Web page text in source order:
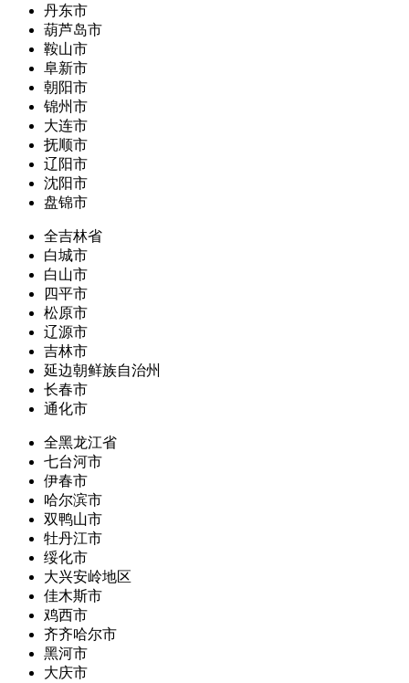
丹东市
葫芦岛市
鞍山市
阜新市
朝阳市
锦州市
大连市
抚顺市
辽阳市
沈阳市
盘锦市
全吉林省
白城市
白山市
四平市
松原市
辽源市
吉林市
延边朝鲜族自治州
长春市
通化市
全黑龙江省
七台河市
伊春市
哈尔滨市
双鸭山市
牡丹江市
绥化市
大兴安岭地区
佳木斯市
鸡西市
齐齐哈尔市
黑河市
大庆市